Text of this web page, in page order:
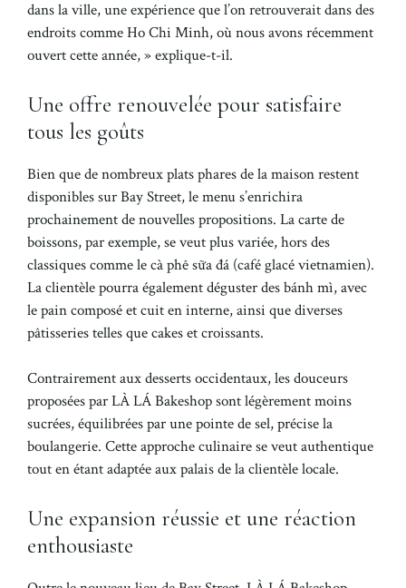
dans la ville, une expérience que l’on retrouverait dans des
endroits comme Ho Chi Minh, où nous avons récemment
ouvert cette année, » explique-t-il.
Une offre renouvelée pour satisfaire
tous les goûts
Bien que de nombreux plats phares de la maison restent
disponibles sur Bay Street, le menu s’enrichira
prochainement de nouvelles propositions. La carte de
boissons, par exemple, se veut plus variée, hors des
classiques comme le cà phê sữa đá (café glacé vietnamien).
La clientèle pourra également déguster des bánh mì, avec
le pain composé et cuit en interne, ainsi que diverses
pâtisseries telles que cakes et croissants.
Contrairement aux desserts occidentaux, les douceurs
proposées par LÀ LÁ Bakeshop sont légèrement moins
sucrées, équilibrées par une pointe de sel, précise la
boulangerie. Cette approche culinaire se veut authentique
tout en étant adaptée aux palais de la clientèle locale.
Une expansion réussie et une réaction
enthousiaste